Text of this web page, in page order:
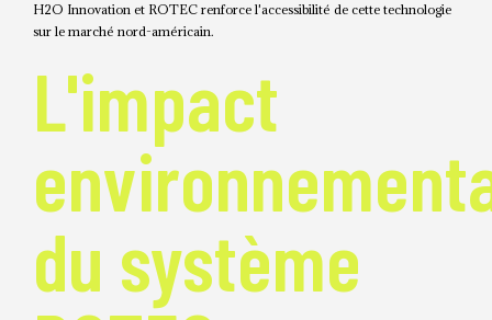
H2O Innovation et ROTEC renforce l'accessibilité de cette technologie
sur le marché nord-américain.
L'impact
du système